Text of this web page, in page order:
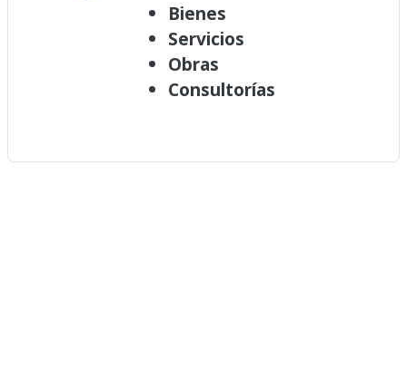
Bienes
Servicios
Obras
Consultorías